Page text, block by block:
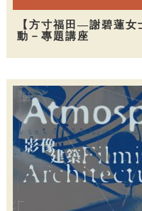
【方寸福田—謝碧蓮
動－專題講座